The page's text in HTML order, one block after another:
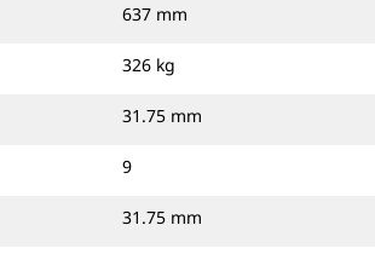
637 mm
326 kg
31.75 mm
9
31.75 mm